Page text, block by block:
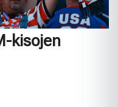
kisojen